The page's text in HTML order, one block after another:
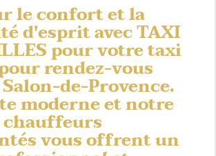
le confort et la
d'esprit avec TAXI
pour votretaxi
rendez-vous
de-Provence.
moderne et notre
chauffeurs
vous offrent un